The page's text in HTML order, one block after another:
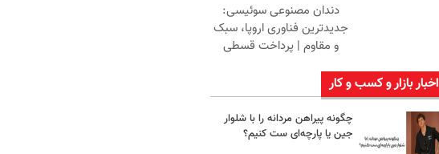
دندان مصنوعی سوئیسی:
جدیدترین فناوری اروپا، سبک
و مقاوم | پرداخت قسطی
اخبار بازار و کسب و کار
چگونه پیراهن مردانه را با شلوار
جین یا پارچه‌ای ست کنیم؟